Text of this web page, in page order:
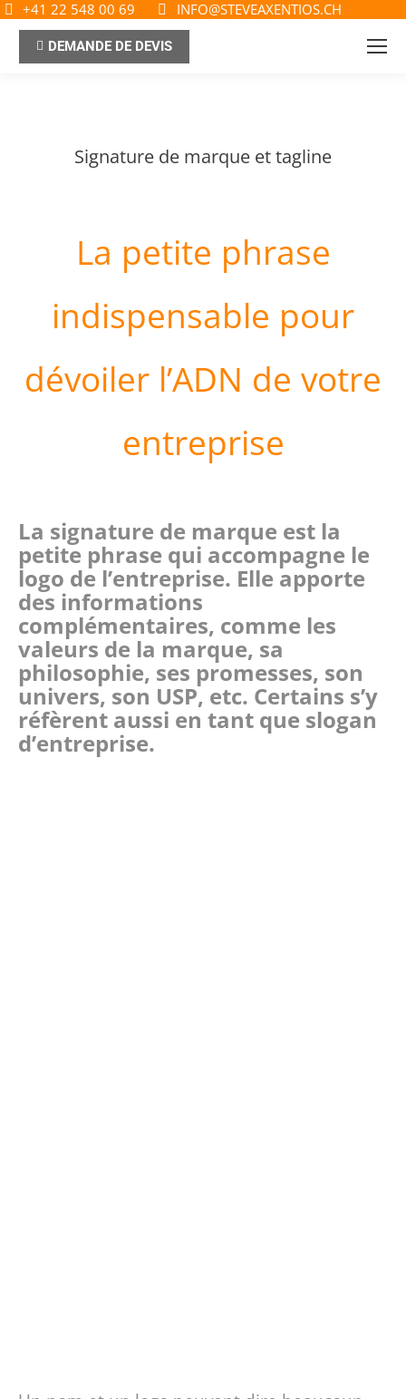
+41 22 548 00 69 INFO@STEVEAXENTIOS.CH
DEMANDE DE DEVIS
Signature de marque et tagline
La petite phrase
indispensable pour
dévoiler l’ADN de votre
entreprise
La signature de marque est la
petite phrase qui accompagne le
logo de l’entreprise. Elle apporte
des informations
complémentaires, comme les
valeurs de la marque, sa
philosophie, ses promesses, son
univers, son USP, etc. Certains s’y
réfèrent aussi en tant que slogan
d’entreprise.